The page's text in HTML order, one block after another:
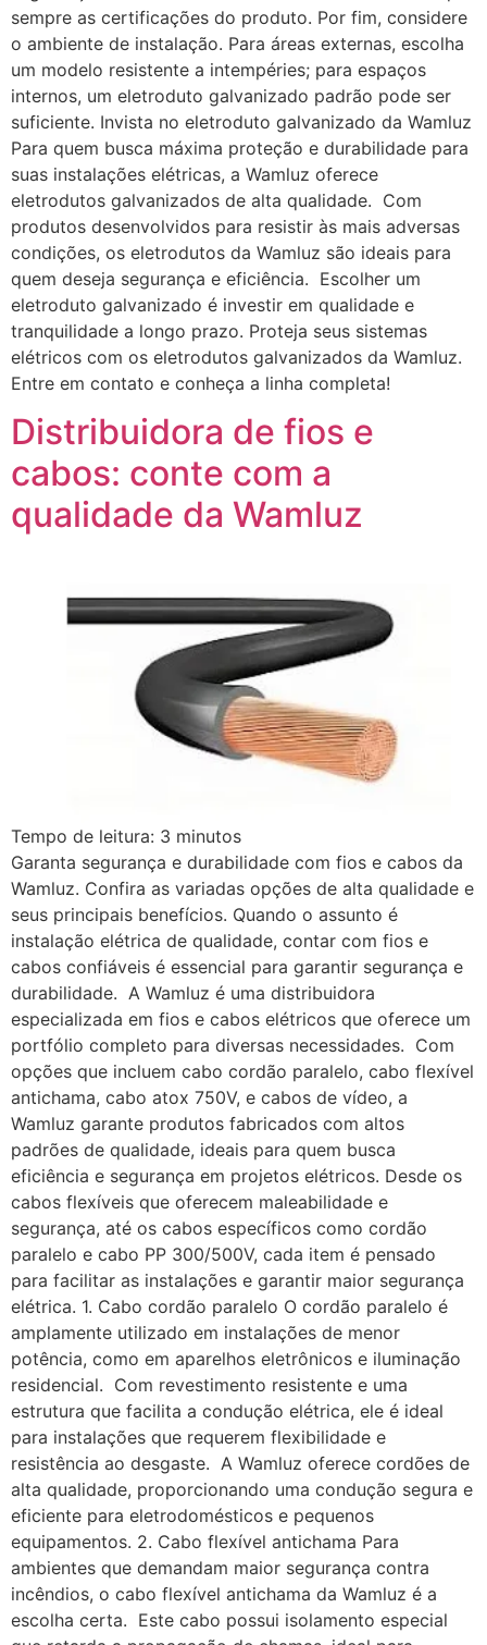
sempre as certificações do produto. Por fim, considere
o ambiente de instalação. Para áreas externas, escolha
um modelo resistente a intempéries; para espaços
internos, um eletroduto galvanizado padrão pode ser
suficiente. Invista no eletroduto galvanizado da Wamluz
Para quem busca máxima proteção e durabilidade para
suas instalações elétricas, a Wamluz oferece
eletrodutos galvanizados de alta qualidade. Com
produtos desenvolvidos para resistir às mais adversas
condições, os eletrodutos da Wamluz são ideais para
quem deseja segurança e eficiência. Escolher um
eletroduto galvanizado é investir em qualidade e
tranquilidade a longo prazo. Proteja seus sistemas
elétricos com os eletrodutos galvanizados da Wamluz.
Entre em contato e conheça a linha completa!
Distribuidora de fios e
cabos: conte com a
qualidade da Wamluz
Tempo de leitura: 3 minutos
Garanta segurança e durabilidade com fios e cabos da
Wamluz. Confira as variadas opções de alta qualidade e
seus principais benefícios. Quando o assunto é
instalação elétrica de qualidade, contar com fios e
cabos confiáveis é essencial para garantir segurança e
durabilidade. A Wamluz é uma distribuidora
especializada em fios e cabos elétricos que oferece um
portfólio completo para diversas necessidades. Com
opções que incluem cabo cordão paralelo, cabo flexível
antichama, cabo atox 750V, e cabos de vídeo, a
Wamluz garante produtos fabricados com altos
padrões de qualidade, ideais para quem busca
eficiência e segurança em projetos elétricos. Desde os
cabos flexíveis que oferecem maleabilidade e
segurança, até os cabos específicos como cordão
paralelo e cabo PP 300/500V, cada item é pensado
para facilitar as instalações e garantir maior segurança
elétrica. 1. Cabo cordão paralelo O cordão paralelo é
amplamente utilizado em instalações de menor
potência, como em aparelhos eletrônicos e iluminação
residencial. Com revestimento resistente e uma
estrutura que facilita a condução elétrica, ele é ideal
para instalações que requerem flexibilidade e
resistência ao desgaste. A Wamluz oferece cordões de
alta qualidade, proporcionando uma condução segura e
eficiente para eletrodomésticos e pequenos
equipamentos. 2. Cabo flexível antichama Para
ambientes que demandam maior segurança contra
incêndios, o cabo flexível antichama da Wamluz é a
escolha certa. Este cabo possui isolamento especial